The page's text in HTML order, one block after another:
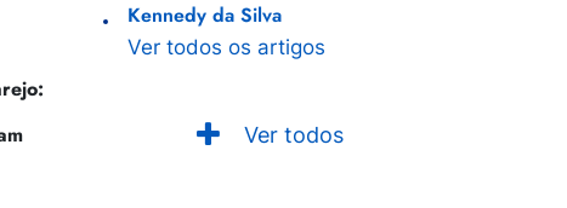
Kennedy da Silva
Ver todos os artigos
Ver todos